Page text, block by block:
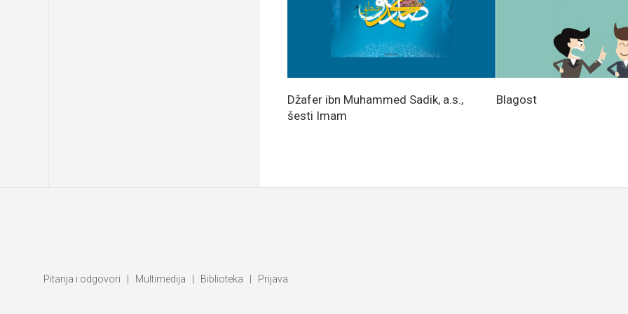
Džafer ibn Muhammed Sadik, a.s.,
šesti Imam
Blagost
Pitanja i odgovori Multimedija Biblioteka Prijava